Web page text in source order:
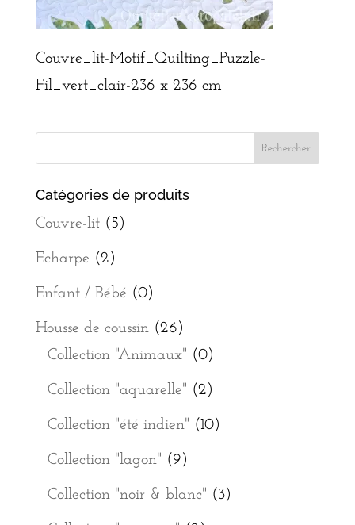
Couvre_lit-Motif_Quilting_Puzzle-
Fil_vert_clair-236 x 236 cm
Catégories de produits
Couvre-lit (5)
Echarpe (2)
Enfant / Bébé (0)
Housse de coussin (26)
Collection "Animaux" (0)
Collection "aquarelle" (2)
Collection "été indien" (10)
Collection "lagon" (9)
Collection "noir & blanc" (3)